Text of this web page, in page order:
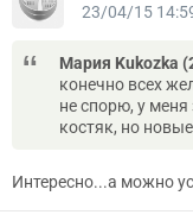
23/04/15
Мария Kukozka
конечно всех
не спорю, у
костяк, но
Интересно...а можно